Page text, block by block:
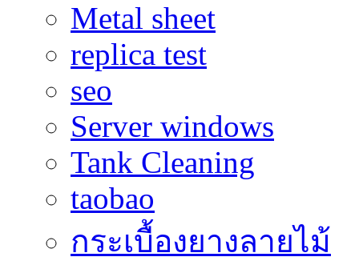
Metal sheet
replica test
seo
Server windows
Tank Cleaning
taobao
กระเบื้องยางลายไม้